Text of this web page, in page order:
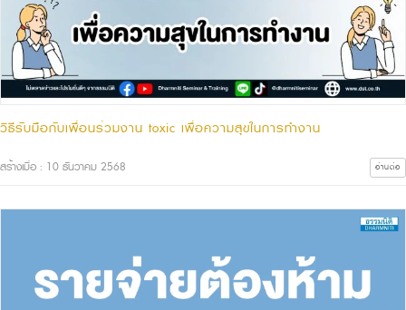
วิธีรับมือกับเพื่อนร่วมงาน toxic เพื่อความสุขในการทำงาน
สร้างเมื่อ : 10 ธันวาคม 2568 อ่านต่อ